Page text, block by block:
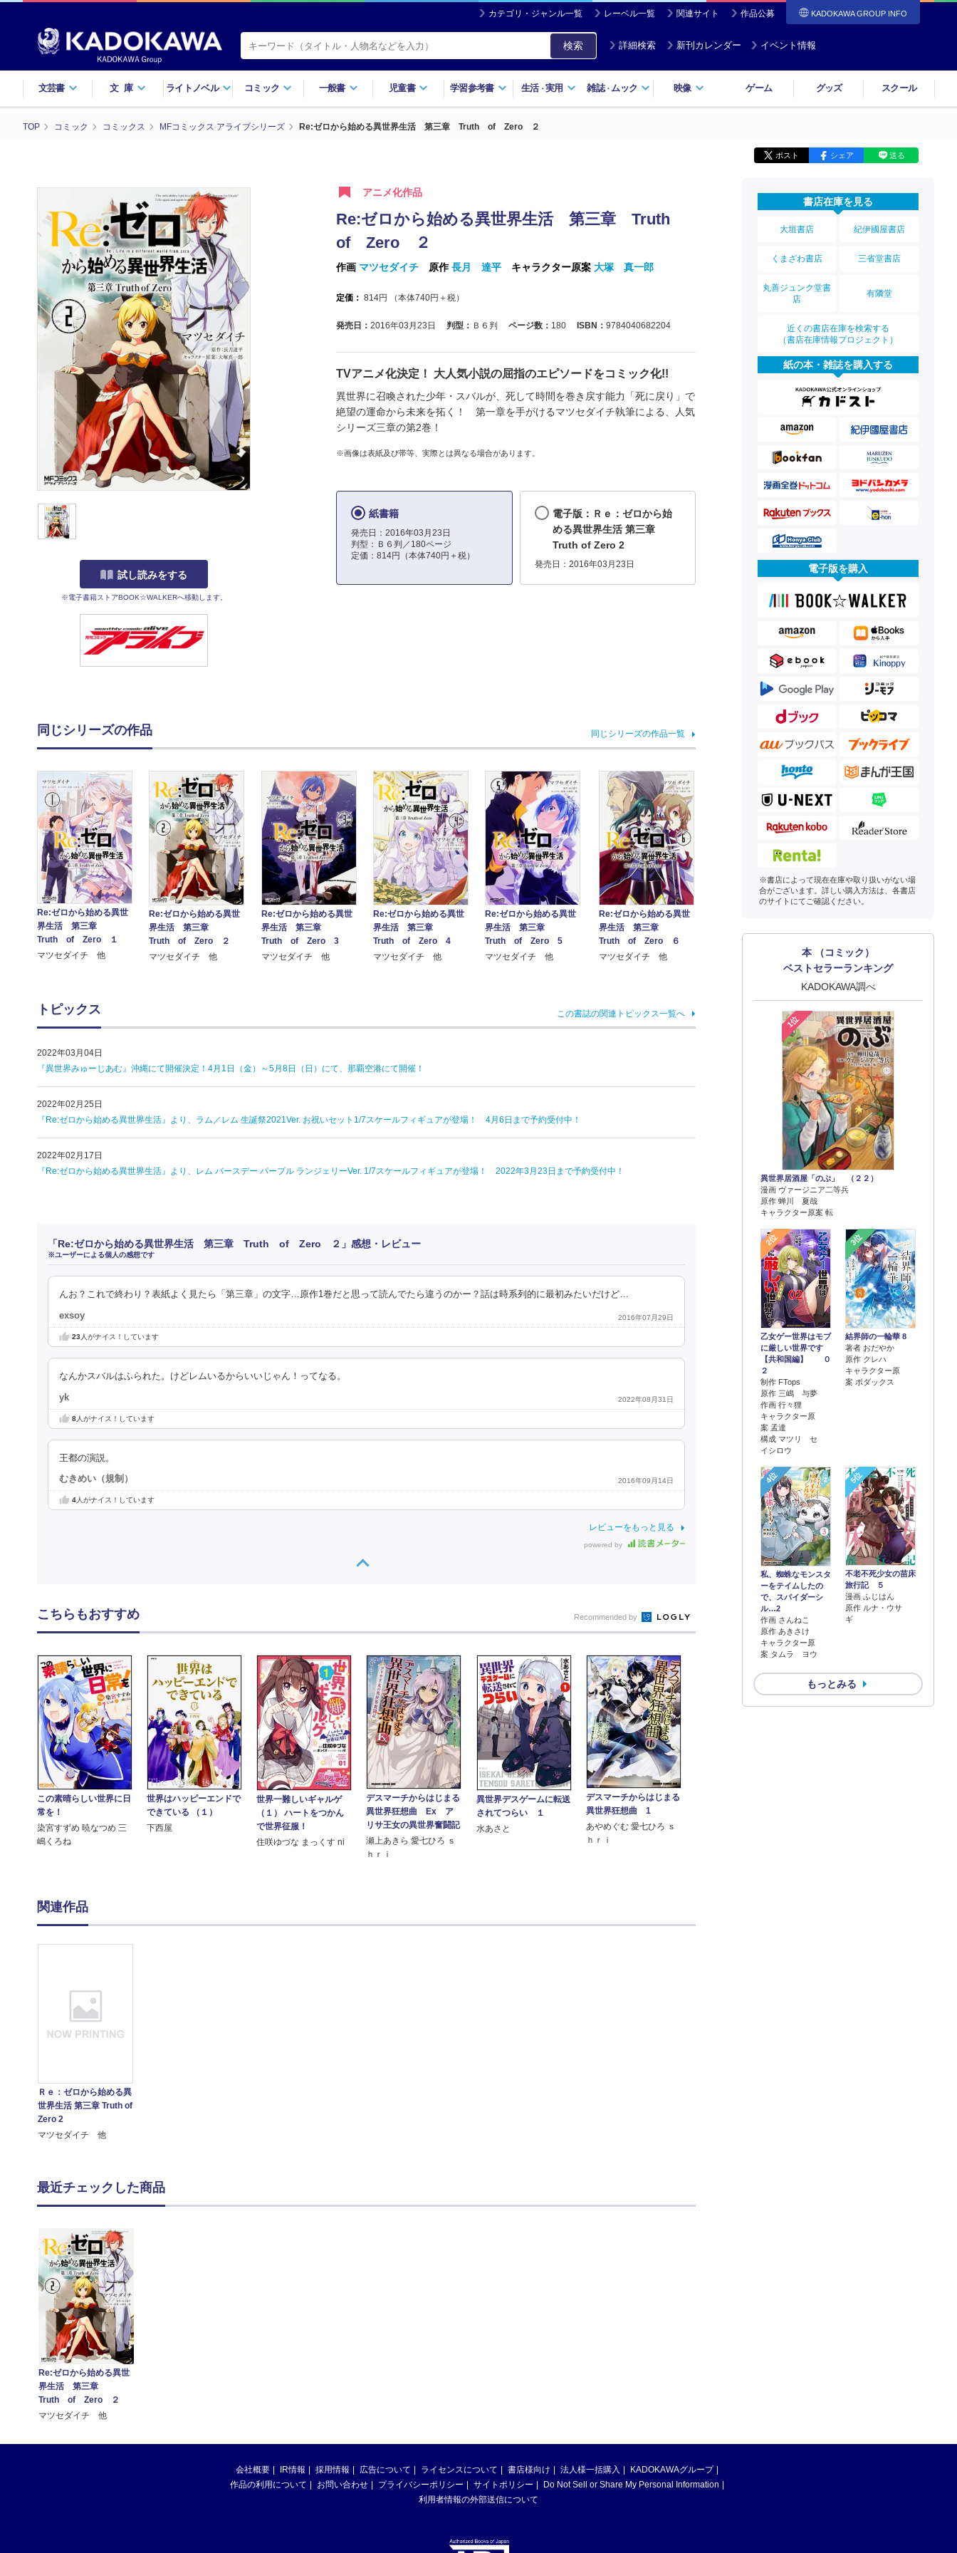
カテゴリ・ジャンル一覧 レーベル一覧 関連サイト 作品公募 KADOKAWA GROUP INFO
検索 詳細検索 新刊カレンダー イベント情報
文芸書 文庫 ライトノベル コミック 一般書 児童書 学習参考書 生活・実用 雑誌・ ムック 映像 ゲーム グッズ スクール
TOP コミック コミックス MFコミックス アライブシリーズ Re:ゼロから始める異世界生活 第三章 Truth of Zero ２
ポスト シェア 送る
試し読みをする
※電子書籍ストアBOOK☆WALKERへ移動します。
アニメ化作品
Re:ゼロから始める異世界生活 第三章 Truth
of Zero ２
作画 マツセダイチ 原作長月 達平 キャラクター原案 大塚 真一郎
定価： 814円 （本体740円＋税）
発売日： 2016年03月23日 判型： Ｂ６判 ページ数： 180 ISBN： 9784040682204
TVアニメ化決定！ 大人気小説の屈指のエピソードをコミック化!!
異世界に召喚された少年・スバルが、死して時間を巻き戻す能力「死に戻り」で
絶望の運命から未来を拓く！ 第一章を手がけるマツセダイチ執筆による、人気
シリーズ三章の第2巻！
※画像は表紙及び帯等、実際とは異なる場合があります。
紙書籍
発売日：2016年03月23日
判型：Ｂ６判／180ページ
定価：814円（本体740円＋税）
電子版：Ｒｅ：ゼロから始
める異世界生活 第三章
Truth of Zero 2
発売日：2016年03月23日
同じシリーズの作品 同じシリーズの作品一覧
Re:ゼロから始める異世
界生活 第三章
Truth of Zero １
マツセダイチ 他
Re:ゼロから始める異世
界生活 第三章
Truth of Zero ２
マツセダイチ 他
Re:ゼロから始める異世
界生活 第三章
Truth of Zero 3
マツセダイチ 他
Re:ゼロから始める異世
界生活 第三章
Truth of Zero 4
マツセダイチ 他
Re:ゼロから始める異世
界生活 第三章
Truth of Zero 5
マツセダイチ 他
Re:ゼロから始める異世
界生活 第三章
Truth of Zero ６
マツセダイチ 他
トピックス この書誌の関連トピックス一覧へ
2022年03月04日
『異世界みゅーじあむ』沖縄にて開催決定！4月1日（金）～5月8日（日）にて、那覇空港にて開催！
2022年02月25日
『Re:ゼロから始める異世界生活』より、ラム／レム 生誕祭2021Ver. お祝いセット1/7スケールフィギュアが登場！ 4月6日まで予約受付中！
2022年02月17日
『Re:ゼロから始める異世界生活』より、レム バースデー パープル ランジェリーVer. 1/7スケールフィギュアが登場！ 2022年3月23日まで予約受付中！
「Re:ゼロから始める異世界生活 第三章 Truth of Zero ２」感想・レビュー
※ユーザーによる個人の感想です
んお？これで終わり？表紙よく見たら「第三章」の文字…原作1巻だと思って読んでたら違うのかー？話は時系列的に最初みたいだけど…
exsoy 2016年07月29日
23人がナイス！しています
なんかスバルはふられた。けどレムいるからいいじゃん！ってなる。
yk 2022年08月31日
8人がナイス！しています
王都の演説。
むきめい（規制） 2016年09月14日
4人がナイス！しています
レビューをもっと見る
powered by
書店在庫を見る
大垣書店 紀伊國屋書店
くまざわ書店 三省堂書店
丸善ジュンク堂書
店
有隣堂
近くの書店在庫を検索する
（書店在庫情報プロジェクト）
紙の本・雑誌を購入する
電子版を購入
※書店によって現在在庫や取り扱いがない場
合がございます。詳しい購入方法は、各書店
のサイトにてご確認ください。
本 （コミック）
ベストセラーランキング
KADOKAWA調べ
1位
異世界居酒屋「のぶ」 （２２）
漫画 ヴァージニア二等兵
原作 蝉川 夏哉
キャラクター原案 転
2位
乙女ゲー世界はモブ
に厳しい世界です
【共和国編】 ０
２
制作 FTops
原作 三嶋 与夢
作画 行々狸
キャラクター原
案 孟達
構成 マツリ セ
イシロウ
3位
結界師の一輪華 8
著者 おだやか
原作 クレハ
キャラクター原
案 ボダックス
4位
私、蜘蛛なモンスタ
ーをテイムしたの
で、スパイダーシ
ル…2
作画 さんねこ
原作 あきさけ
キャラクター原
案 タムラ ヨウ
5位
不老不死少女の苗床
旅行記 ５
漫画 ふじはん
原作 ルナ・ウサ
ギ
もっとみる
こちらもおすすめ Recommended by
この素晴らしい世界に日
常を！
染宮すずめ 暁なつめ 三
嶋くろね
世界はハッピーエンドで
できている （１）
下西屋
世界一難しいギャルゲ
（１） ハートをつかん
で世界征服！
住咲ゆづな まっくす ni
デスマーチからはじまる
異世界狂想曲 Ex ア
リサ王女の異世界奮闘記
瀬上あきら 愛七ひろ ｓ
ｈｒｉ
異世界デスゲームに転送
されてつらい １
水あさと
デスマーチからはじまる
異世界狂想曲 1
あやめぐむ 愛七ひろ ｓ
ｈｒｉ
関連作品
Ｒｅ：ゼロから始める異
世界生活 第三章 Truth of
Zero 2
マツセダイチ 他
最近チェックした商品
Re:ゼロから始める異世
界生活 第三章
Truth of Zero ２
マツセダイチ 他
会社概要 IR情報 採用情報 広告について ライセンスについて 書店様向け 法人様一括購入
KADOKAWAグループ
作品の利用について
お問い合わせ プライバシーポリシー サイトポリシー
Do Not Sell or Share My Personal Information
利用者情報の外部送信について